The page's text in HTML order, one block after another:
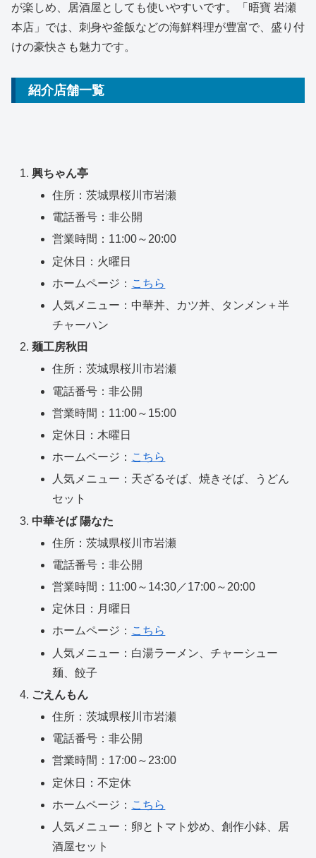
が楽しめ、居酒屋としても使いやすいです。「晤寶 岩瀬
本店」では、刺身や釜飯などの海鮮料理が豊富で、盛り付
けの豪快さも魅力です。
紹介店舗一覧
興ちゃん亭
住所：茨城県桜川市岩瀬
電話番号：非公開
営業時間：11:00～20:00
定休日：火曜日
ホームページ： こちら
人気メニュー：中華丼、カツ丼、タンメン＋半
チャーハン
麺工房秋田
住所：茨城県桜川市岩瀬
電話番号：非公開
営業時間：11:00～15:00
定休日：木曜日
ホームページ： こちら
人気メニュー：天ざるそば、焼きそば、うどん
セット
中華そば 陽なた
住所：茨城県桜川市岩瀬
電話番号：非公開
営業時間：11:00～14:30／17:00～20:00
定休日：月曜日
ホームページ： こちら
人気メニュー：白湯ラーメン、チャーシュー
麺、餃子
ごえんもん
住所：茨城県桜川市岩瀬
電話番号：非公開
営業時間：17:00～23:00
定休日：不定休
ホームページ： こちら
人気メニュー：卵とトマト炒め、創作小鉢、居
酒屋セット